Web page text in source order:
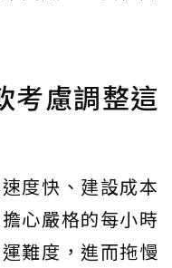
考慮調整這
度快、建設成本
心嚴格的每小時
難度，進而拖慢